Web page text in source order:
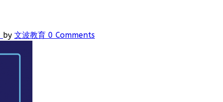
by 文波教育 0 Comments